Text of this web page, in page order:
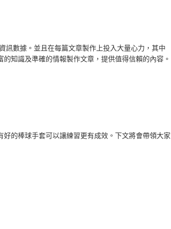
數據。並且在每篇文章製作上投入大量心力，其中
知識及準確的情報製作文章，提供值得信賴的內容。
的棒球手套可以讓練習更有成效。下文將會帶領大家